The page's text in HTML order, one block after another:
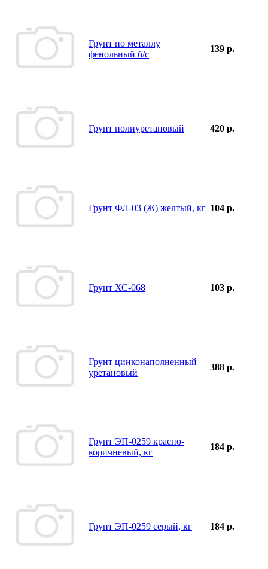
Грунт по металлу
фенольный б/с
139 р.
Грунт полиуретановый 420 р.
Грунт ФЛ-03 (Ж) желтый, кг 104 р.
Грунт ХС-068 103 р.
Грунт цинконаполненный
уретановый
388 р.
Грунт ЭП-0259 красно-
коричневый, кг
184 р.
Грунт ЭП-0259 серый, кг 184 р.